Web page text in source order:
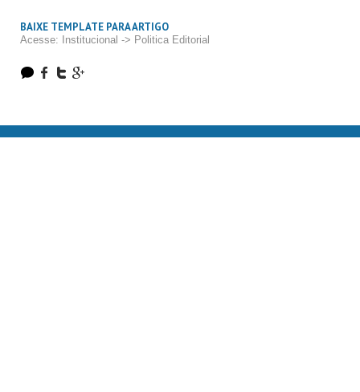
BAIXE TEMPLATE PARA ARTIGO
Acesse: Institucional -> Politica Editorial